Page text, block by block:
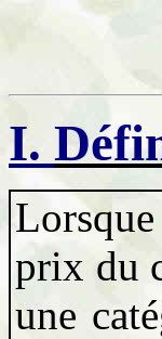
I.
prix du
une